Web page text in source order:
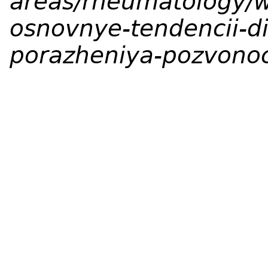
osnovnye-tendencii-
porazheniya-